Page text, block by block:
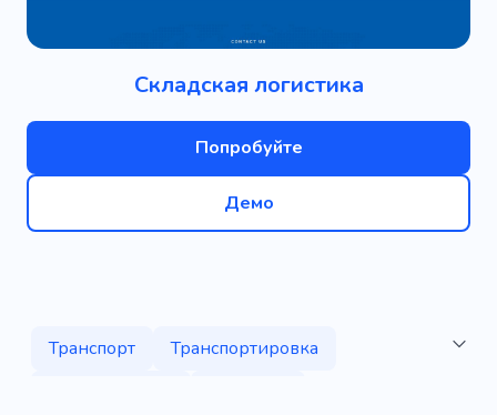
Складская логистика
Попробуйте
Демо
Транспорт
Транспортировка